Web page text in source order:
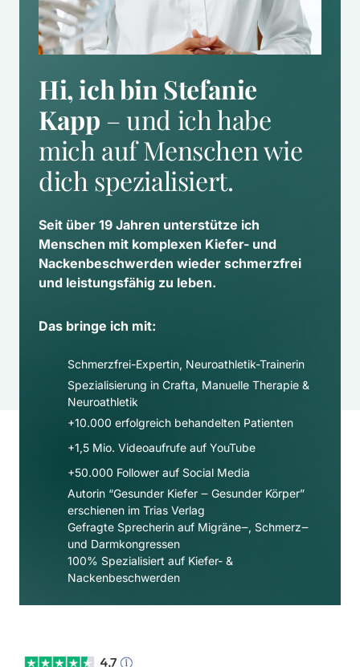
Hi, ich bin Stefanie
Kapp – und ich habe
mich auf Menschen wie
dich spezialisiert.
Seit über 19 Jahren unterstütze ich
Menschen mit komplexen Kiefer- und
Nackenbeschwerden wieder schmerzfrei
und leistungsfähig zu leben.
Das bringe ich mit:
Schmerzfrei-Expertin, Neuroathletik-Trainerin
Spezialisierung in Crafta, Manuelle Therapie &
Neuroathletik
+10.000 erfolgreich behandelten Patienten
+1,5 Mio. Videoaufrufe auf YouTube
+50.000 Follower auf Social Media​
Autorin “Gesunder Kiefer ‒ Gesunder Körper”
erschienen im Trias Verlag
Gefragte Sprecherin auf Migräne‒, Schmerz‒
und Darmkongressen
100% Spezialisiert auf Kiefer- &
Nackenbeschwerden